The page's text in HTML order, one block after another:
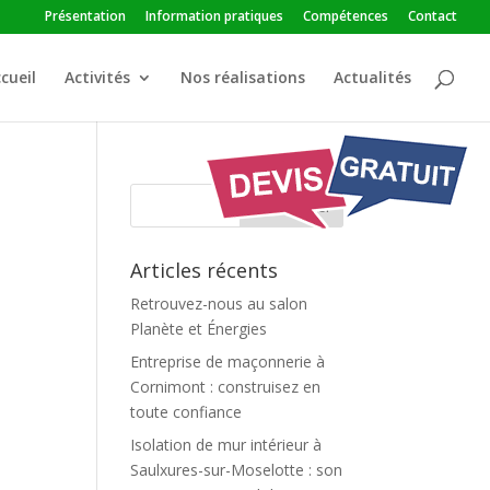
Présentation Information pratiques Compétences Contact
Activités Nos réalisations Actualités
Articles récents
Retrouvez-nous au salon
Planète et Énergies
Entreprise de maçonnerie à
Cornimont : construisez en
toute confiance
Isolation de mur intérieur à
Saulxures-sur-Moselotte : son